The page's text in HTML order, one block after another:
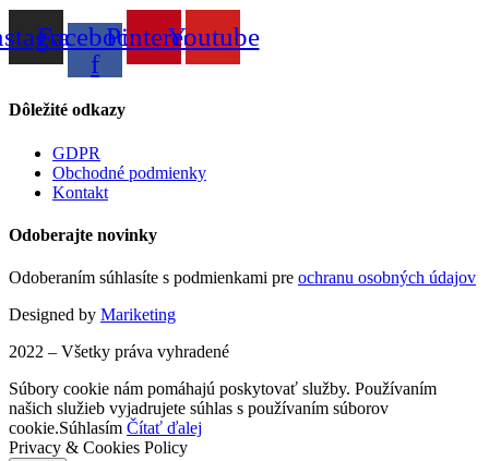
Facebook-
f
PinterestYoutube
Dôležité odkazy
GDPR
Obchodné podmienky
Kontakt
Odoberajte novinky
Odoberaním súhlasíte s podmienkami pre ochranu osobných údajov
Designed by Mariketing
2022 – Všetky práva vyhradené
Súbory cookie nám pomáhajú poskytovať služby. Používaním
našich služieb vyjadrujete súhlas s používaním súborov
cookie.Súhlasím Čítať ďalej
Privacy & Cookies Policy